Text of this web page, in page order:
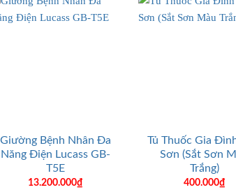
Giường Bệnh Nhân Đa
Năng Điện Lucass GB-
T5E
13.200.000₫
Tủ Thuốc Gia
Sơn (Sắt Sơn
Trắng)
400.000₫